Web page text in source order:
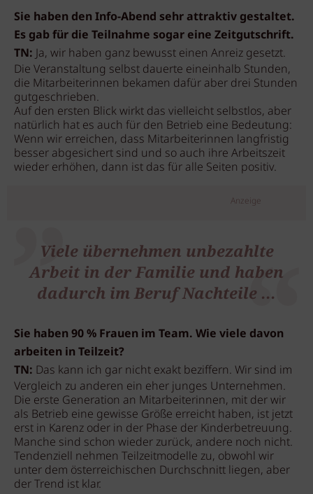
Sie haben den Info-Abend sehr attraktiv gestaltet.
Es gab für die Teilnahme sogar eine Zeitgutschrift.
TN:Ja, wir haben ganz bewusst einen Anreiz gesetzt.
Die Veranstaltung selbst dauerte eineinhalb Stunden,
die Mitarbeiterinnen bekamen dafür aber drei Stunden
gutgeschrieben.
Auf den ersten Blick wirkt das vielleicht selbstlos, aber
natürlich hat es auch für den Betrieb eine Bedeutung:
Wenn wir erreichen, dass Mitarbeiterinnen langfristig
besser abgesichert sind und so auch ihre Arbeitszeit
wieder erhöhen, dann ist das für alle Seiten positiv.
Anzeige
Viele übernehmen unbezahlte
Arbeit in der Familie und haben
dadurch im Beruf Nachteile ...
Sie haben 90 % Frauen im Team. Wie viele davon
arbeiten in Teilzeit?
TN: Das kann ich gar nicht exakt beziffern. Wir sind im
Vergleich zu anderen ein eher junges Unternehmen.
Die erste Generation an Mitarbeiterinnen, mit der wir
als Betrieb eine gewisse Größe erreicht haben, ist jetzt
erst in Karenz oder in der Phase der Kinderbetreuung.
Manche sind schon wieder zurück, andere noch nicht.
Tendenziell nehmen Teilzeitmodelle zu, obwohl wir
unter dem österreichischen Durchschnitt liegen, aber
der Trend ist klar.